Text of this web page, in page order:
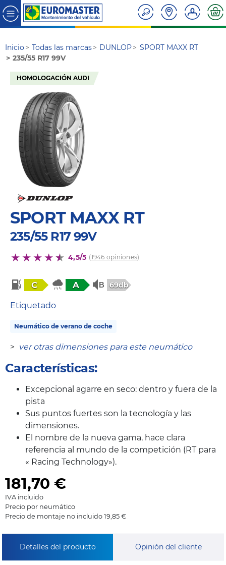
Inicio Todas las marcas DUNLOP
SPORT MAXX RT
235/55 R17 99V
HOMOLOGACIÓN AUDI
SPORT MAXX RT
235/55 R17 99V
4,5/5 (1946 opiniones)
C A 69db
Etiquetado
Neumático de verano de coche
> ver otras dimensiones para este neumático
Características:
Excepcional agarre en seco: dentro y fuera de la
pista
Sus puntos fuertes son la tecnología y las
dimensiones.
El nombre de la nueva gama, hace clara
referencia al mundo de la competición (RT para
« Racing Technology»).
181,70 €
IVA incluido
Precio por neumático
Precio de montaje no incluido 19,85 €
Detalles del producto Opinión del cliente